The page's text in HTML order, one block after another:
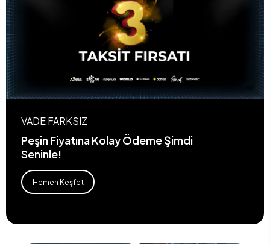
VADE FARKSIZ
Peşin Fiyatına Kolay Ödeme Şimdi
Seninle!
Hemen Keşfet